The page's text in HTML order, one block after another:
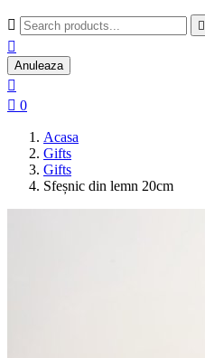
 

Anuleaza

 0
Acasa
Gifts
Gifts
Sfeșnic din lemn 20cm